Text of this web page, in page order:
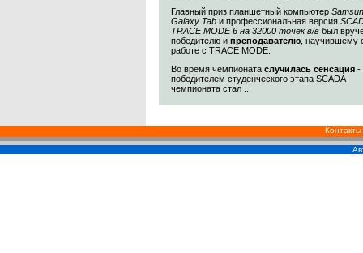
Главный приз планшетный компьютер
Galaxy Tab и профессиональная версия
TRACE MODE 6 на 32000 точек в/в был
победителю и преподавателю , научившему
работе с TRACE MODE.
Во время чемпионата случилась сенсация -
победителем студенческого этапа SCADA-
чемпионата стал ...
Контакты